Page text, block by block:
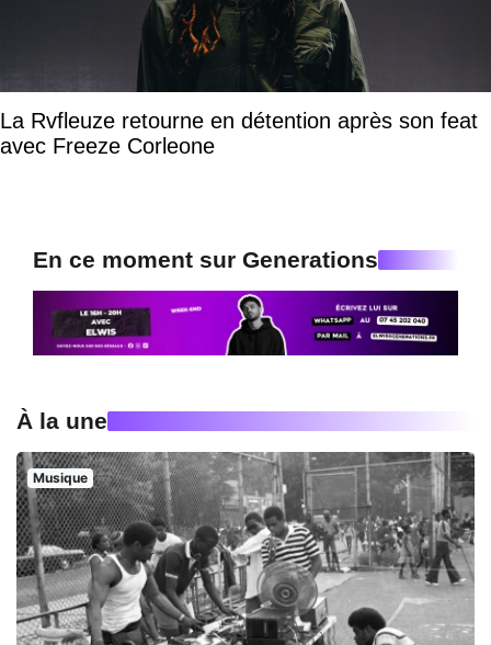
La Rvfleuze retourne en détention après son feat
avec Freeze Corleone
En ce moment sur Generations
À la une
Musique